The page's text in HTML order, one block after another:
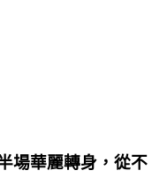
場華麗轉身，從不